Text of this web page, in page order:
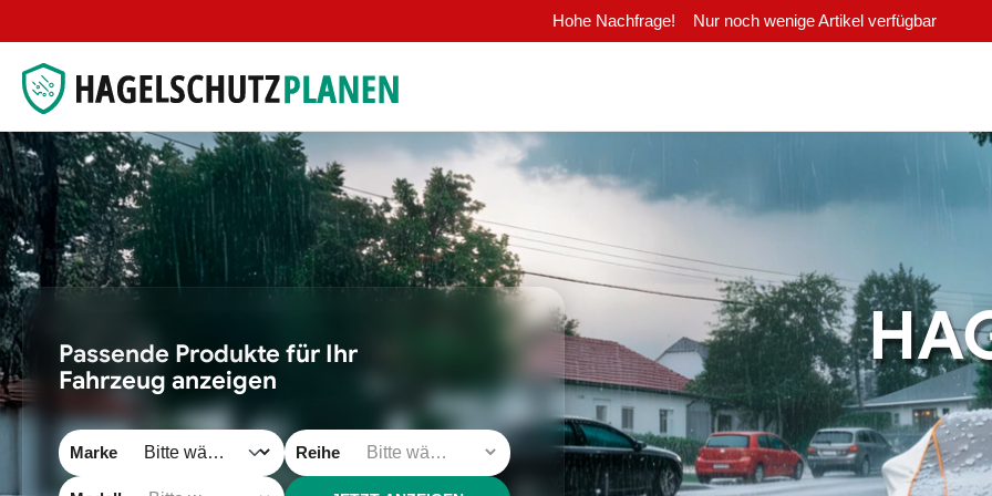
Hohe Nachfrage! Nur noch wenige Artikel verfügbar
Passende Produkte für Ihr
Fahrzeug anzeigen
Marke Reihe